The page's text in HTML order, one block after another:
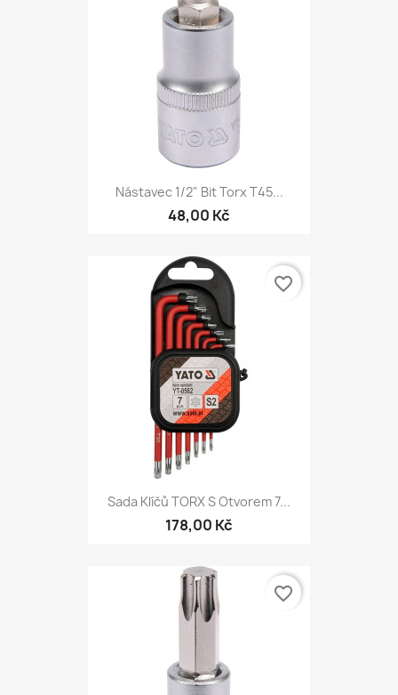
Nástavec 1/2" Bit Torx T45...
48,00 Kč
Sada Klíčů TORX S Otvorem 7...
178,00 Kč
favorite_border
favorite_border